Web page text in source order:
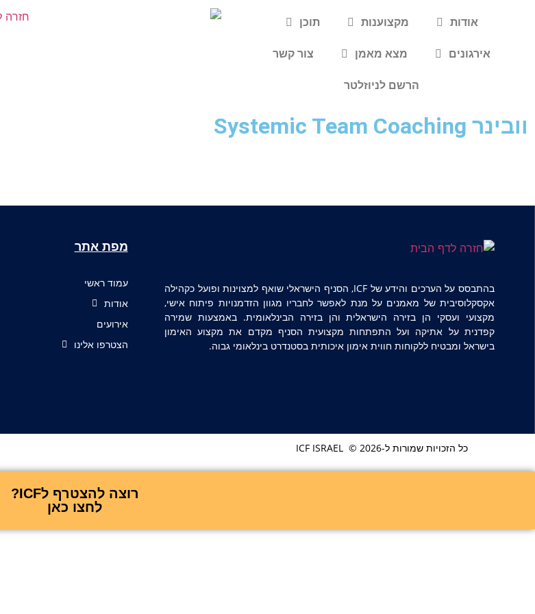
אודות מקצוענות תוכן
אירגונים מצא מאמן צור קשר
הרשם לניוזלטר
וובינר Systemic Team Coaching
בהתבסס על הערכים והידע של ICF, הסניף הישראלי שואף למצוינות ופועל כקהילה
אקסקלוסיבית של מאמנים על מנת לאפשר לחבריו מגוון הזדמנויות פיתוח אישי,
מקצועי ועסקי הן בזירה הישראלית והן בזירה הבינלאומית. באמצעות שמירה
קפדנית על אתיקה ועל התפתחות מקצועית הסניף מקדם את מקצוע האימון
בישראל ומבטיח ללקוחות חווית אימון איכותית בסטנדרט בינלאומי גבוה.
מפת אתר
עמוד ראשי
אודות
אירועים
הצטרפו אלינו
כל הזכויות שמורות ל-ICF ISRAEL © 2026
רוצה להצטרף לICF?
לחצו כאן